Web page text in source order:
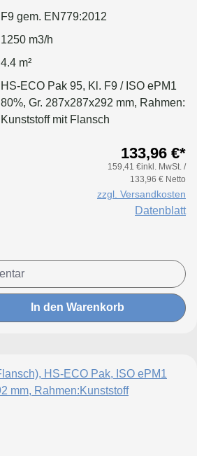
F9 gem. EN779:2012
1250 m3/h
4.4 m²
HS-ECO Pak 95, Kl. F9 / ISO ePM1
80%, Gr. 287x287x292 mm, Rahmen:
Kunststoff mit Flansch
133,96 €*
159,41 €inkl. MwSt. /
133,96 € Netto
zzgl. Versandkosten
Datenblatt
In den Warenkorb